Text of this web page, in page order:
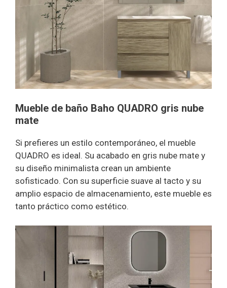
Mueble de baño Baho QUADRO gris nube
mate
Si prefieres un estilo contemporáneo, el mueble
QUADRO es ideal. Su acabado en gris nube mate y
su diseño minimalista crean un ambiente
sofisticado. Con su superficie suave al tacto y su
amplio espacio de almacenamiento, este mueble es
tanto práctico como estético.